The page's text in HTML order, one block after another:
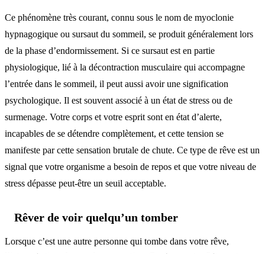
Ce phénomène très courant, connu sous le nom de myoclonie
hypnagogique ou sursaut du sommeil, se produit généralement lors
de la phase d’endormissement. Si ce sursaut est en partie
physiologique, lié à la décontraction musculaire qui accompagne
l’entrée dans le sommeil, il peut aussi avoir une signification
psychologique. Il est souvent associé à un état de stress ou de
surmenage. Votre corps et votre esprit sont en état d’alerte,
incapables de se détendre complètement, et cette tension se
manifeste par cette sensation brutale de chute. Ce type de rêve est un
signal que votre organisme a besoin de repos et que votre niveau de
stress dépasse peut-être un seuil acceptable.
Rêver de voir quelqu’un tomber
Lorsque c’est une autre personne qui tombe dans votre rêve,